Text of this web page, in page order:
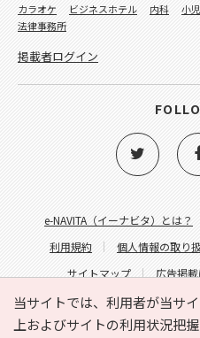
当サイトでは、利用者が当サ
上およびサイトの利用状況把
e-NAVITA（イーナビタ）とは？
利用規約
個人情報の取り
サイトマップ
広告掲
サイトの内容に
カラオケ
ビジネスホテル 内科 小
法律事務所
掲載者ログイン